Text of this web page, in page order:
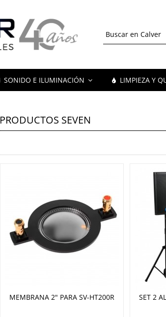
SONIDO E ILUMINACIÓN LIMPIEZA Y
PRODUCTOS SEVEN
MEMBRANA 2" PARA SV-HT200R
SET 2